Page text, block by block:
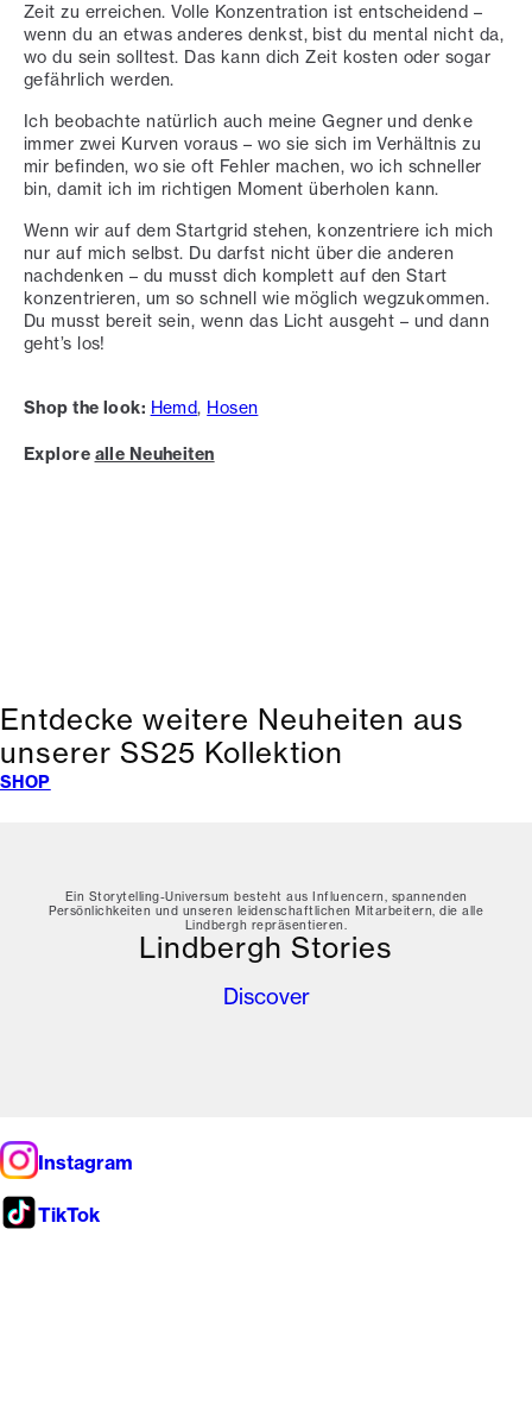
Zeit zu erreichen. Volle Konzentration ist entscheidend –
wenn du an etwas anderes denkst, bist du mental nicht da,
wo du sein solltest. Das kann dich Zeit kosten oder sogar
gefährlich werden.
Ich beobachte natürlich auch meine Gegner und denke
immer zwei Kurven voraus – wo sie sich im Verhältnis zu
mir befinden, wo sie oft Fehler machen, wo ich schneller
bin, damit ich im richtigen Moment überholen kann.
Wenn wir auf dem Startgrid stehen, konzentriere ich mich
nur auf mich selbst. Du darfst nicht über die anderen
nachdenken – du musst dich komplett auf den Start
konzentrieren, um so schnell wie möglich wegzukommen.
Du musst bereit sein, wenn das Licht ausgeht – und dann
geht’s los!
Shop the look: Hemd, Hosen
Explore alle Neuheiten
Entdecke weitere Neuheiten aus
unserer SS25 Kollektion
SHOP
Ein Storytelling-Universum besteht aus Influencern, spannenden
Persönlichkeiten und unseren leidenschaftlichen Mitarbeitern, die alle
Lindbergh repräsentieren.
Lindbergh Stories
Discover
Instagram
TikTok